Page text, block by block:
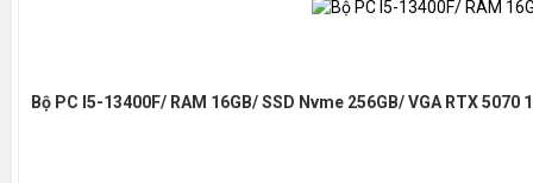
Bộ PC I5-13400F/ RAM 16GB/ SSD Nvme 256GB/ VGA RTX 5070